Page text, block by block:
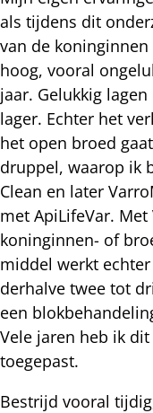
als tijdens dit
van de
hoog, vooral
jaar. Gelukkig
lager. Echter het
het open broed
druppel, waarop ik
Clean en later
met ApiLifeVar.
koninginnen- of
middel werkt
derhalve twee tot
een
Vele jaren heb ik
toegepast.
Bestrijd vooral